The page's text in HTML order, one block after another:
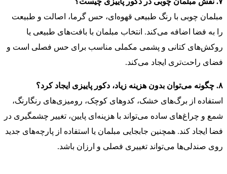
مبلمان چوبی با رنگ طبیعی قهوه‌ای، حس گرما، اصالت و طبیعت
را به فضا اضافه می‌کند. انتخاب مبلمان با بافت‌های طبیعی یا
روکش‌های کتانی و پشمی مکملی مناسب برای حس فصلی است و
فضای راحت‌تری ایجاد می‌کند.
۸. چگونه می‌توان بدون هزینه زیاد، دکور پاییزی ایجاد کرد؟
استفاده از برگ‌های خشک، کدوهای کوچک، رومیزی‌های رنگارنگ،
شمع و چراغ‌های ساده می‌تواند با هزینه‌ای پایین، تغییر چشمگیری در
فضا ایجاد کند. همچنین جابجایی مبلمان یا استفاده از پارچه‌های جدید
روی صندلی‌ها می‌تواند تغییری فصلی و ارزان باشد.